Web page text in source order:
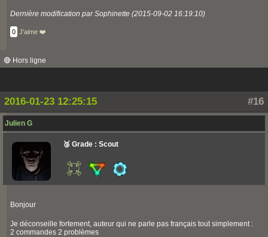
Dernière modification par Sophinette (2015-09-02 16:19:10)
0 J'aime ❤️
🔴 Hors ligne
#16
2016-01-23 12:25:15
Julien G
🥉 Grade : Scout
Bonjour
Je déconseille fortement, auteur qui ne parle pas français tout simplement :
2 commandes 2 problèmes